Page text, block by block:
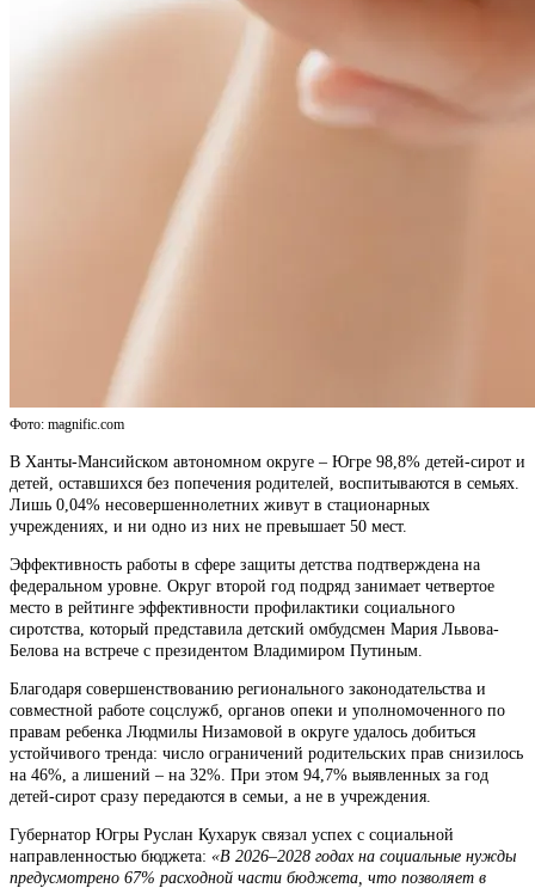
Фото: magnific.com
В Ханты-Мансийском автономном округе – Югре 98,8% детей-сирот и
детей, оставшихся без попечения родителей, воспитываются в семьях.
Лишь 0,04% несовершеннолетних живут в стационарных
учреждениях, и ни одно из них не превышает 50 мест.
Эффективность работы в сфере защиты детства подтверждена на
федеральном уровне. Округ второй год подряд занимает четвертое
место в рейтинге эффективности профилактики социального
сиротства, который представила детский омбудсмен Мария Львова-
Белова на встрече с президентом Владимиром Путиным.
Благодаря совершенствованию регионального законодательства и
совместной работе соцслужб, органов опеки и уполномоченного по
правам ребенка Людмилы Низамовой в округе удалось добиться
устойчивого тренда: число ограничений родительских прав снизилось
на 46%, а лишений – на 32%. При этом 94,7% выявленных за год
детей-сирот сразу передаются в семьи, а не в учреждения.
Губернатор Югры Руслан Кухарук связал успех с социальной
направленностью бюджета: «В 2026–2028 годах на социальные нужды
предусмотрено 67% расходной части бюджета, что позволяет в